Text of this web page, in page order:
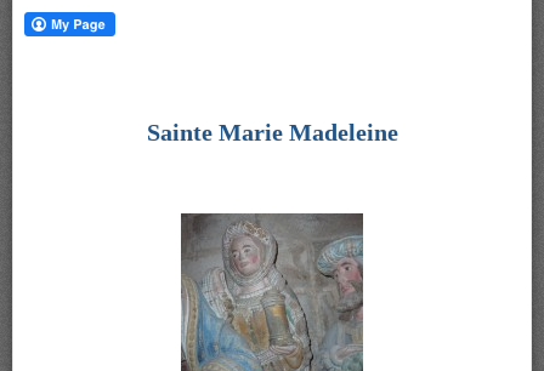
Sainte Marie Madeleine